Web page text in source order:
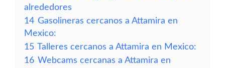
alrededores
14 Gasolineras cercanos a Attamira en
Mexico:
15 Talleres cercanos a Attamira en Mexico:
16 Webcams cercanas a Attamira en